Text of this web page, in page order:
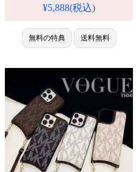
ド入れ・小物収納スペース搭
時財布代わりになる実用的な大
人向け保護カバーです。アイフ
ォン15/14/13/12/11/SE/8/7 携帯
¥5,888(税込)
無料の特典 送料無料